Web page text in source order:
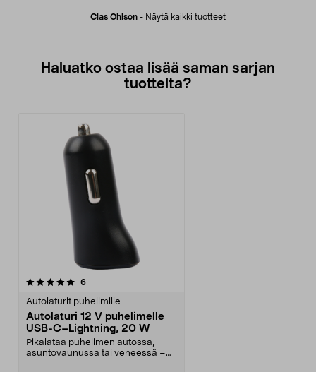
Clas Ohlson - Näytä kaikki tuotteet
Haluatko ostaa lisää saman sarjan
tuotteita?
6arvostelut
Autolaturit puhelimille
Autolaturi 12 V puhelimelle
USB-C–Lightning, 20 W
Pikalataa puhelimen autossa,
asuntovaunussa tai veneessä –